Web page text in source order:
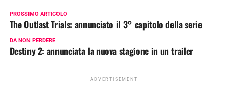
PROSSIMO ARTICOLO
The Outlast Trials: annunciato il 3° capitolo della serie
DA NON PERDERE
Destiny 2: annunciata la nuova stagione in un trailer
ADVERTISEMENT